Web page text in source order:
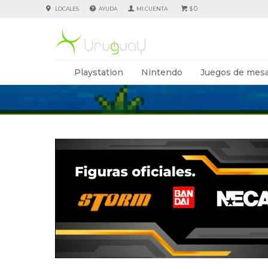
Playstation Nintendo Juegos de
$0
LOCALES AYUDA